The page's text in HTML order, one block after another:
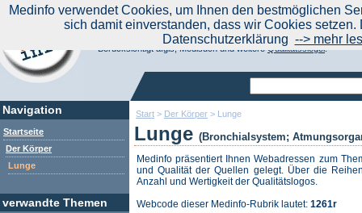
Start > Der Körper > Lunge
Lunge (Bronchialsystem;
Medinfo präsentiert Ihnen Webadressen zum
und Qualität der Quellen gelegt. Über die
Anzahl und Wertigkeit der Qualitätslogos.
Webcode dieser Medinfo-Rubrik lautet: 1261r
Navigation
Startseite
Der Körper
Lunge
verwandte Themen
Aktuelle Nachrichten|
Suchen Sie noch oder Finden Sie schon?
Medinfo.de - Meta-Portal für Gesundheitsthemen
Berücksichtigt afgis, Medisuch und weitereQualitätssiegel.
Medinfo verwendet Cookies, um Ihnen den bestmöglichen
sich damit einverstanden, dass wir Cookies
Datenschutzerklärung --> mehr